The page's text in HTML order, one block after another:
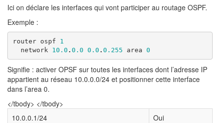
Ici on déclare les interfaces qui vont participer au routage OSPF.
Exemple :
router ospf
1
network
10.0 . 0.0 0.0 . 0.255 area 0
Signifie : activer OPSF sur toutes les interfaces dont l’adresse IP
appartient au réseau 10.0.0.0/24 et positionner cette interface
dans l’area 0.
</tbody> </tbody>
10.0.0.1/24
Oui